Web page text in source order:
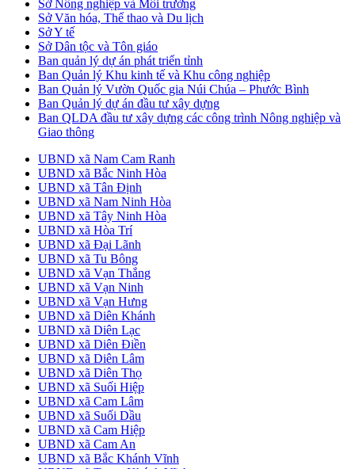
Sở Nông nghiệp và Môi trường
Sở Văn hóa, Thể thao và Du lịch
Sở Y tế
Sở Dân tộc và Tôn giáo
Ban quản lý dự án phát triển tỉnh
Ban Quản lý Khu kinh tế và Khu công nghiệp
Ban Quản lý Vườn Quốc gia Núi Chúa – Phước Bình
Ban Quản lý dự án đầu tư xây dựng
Ban QLDA đầu tư xây dựng các công trình Nông nghiệp và
Giao thông
UBND xã Nam Cam Ranh
UBND xã Bắc Ninh Hòa
UBND xã Tân Định
UBND xã Nam Ninh Hòa
UBND xã Tây Ninh Hòa
UBND xã Hòa Trí
UBND xã Đại Lãnh
UBND xã Tu Bông
UBND xã Vạn Thắng
UBND xã Vạn Ninh
UBND xã Vạn Hưng
UBND xã Diên Khánh
UBND xã Diên Lạc
UBND xã Diên Điền
UBND xã Diên Lâm
UBND xã Diên Thọ
UBND xã Suối Hiệp
UBND xã Cam Lâm
UBND xã Suối Dầu
UBND xã Cam Hiệp
UBND xã Cam An
UBND xã Bắc Khánh Vĩnh